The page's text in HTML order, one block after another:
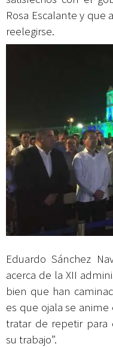
Rosa Escalante y que
reelegirse.
Eduardo Sánchez
acerca de la XII
bien que han
es que ojala se
tratar de repetir para
su trabajo”.